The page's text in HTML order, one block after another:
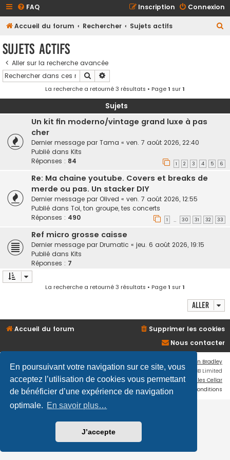
En poursuivant votre navigation sur ce site, vous
acceptez l’utilisation de cookies vous permettant
de bénéficier d’une expérience de navigation
optimale. En savoir plus…
J’accepte
FAQ Connexion
Inscription
Accueil du forum Rechercher Sujets actifs
Sujets actifs
Aller sur la recherche avancée
Rechercher
La recherche a retourné 3 résultats • Page1 sur1
Sujets
Un kit fin moderno/vintage grand luxe à pas
cher
Dernier message par Tama « ven. 7 août 2026, 22:40
Publié dans Kits
Réponses : 84 1 2 3 4 5 6
Re: Ma chaine youtube. Covers et breaks de
merde ou pas. Un stacker DIY
Dernier message par Olived « ven. 7 août 2026, 12:55
Publié dans Toi, ton groupe, tes concerts
Réponses : 490 1 … 30 31 32 33
Ref micro grosse caisse
Dernier message par Drumatic « jeu. 6 août 2026, 19:15
Publié dans Kits
Réponses : 7
La recherche a retourné 3 résultats • Page1 sur1
Aller
Accueil du forum
Supprimer les cookies
Nous contacter
Ian Bradley
Développé parphpBB® Forum Software © phpBB Limited
Traduction française officielle©
Miles Cellar
Confidentialité
Conditions